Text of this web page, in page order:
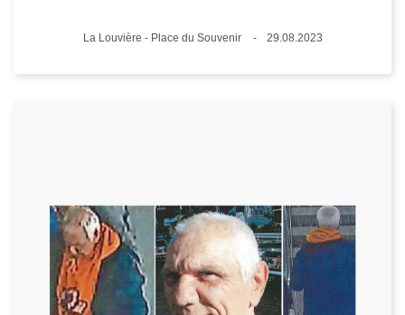
Lieux
La Louvière - Place du Souvenir
29.08.2023